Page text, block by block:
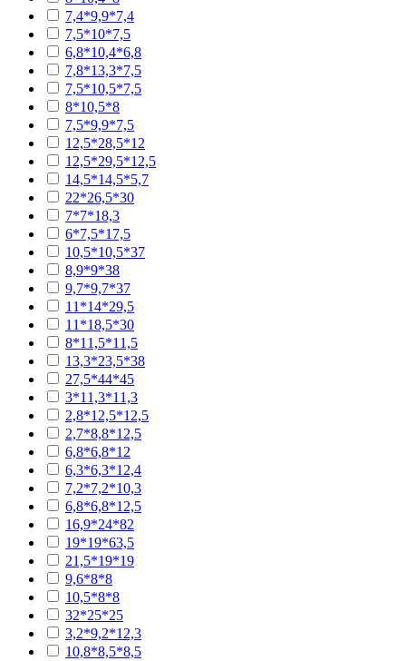
7,4*9,9*7,4
7,5*10*7,5
6,8*10,4*6,8
7,8*13,3*7,5
7,5*10,5*7,5
8*10,5*8
7,5*9,9*7,5
12,5*28,5*12
12,5*29,5*12,5
14,5*14,5*5,7
22*26,5*30
7*7*18,3
6*7,5*17,5
10,5*10,5*37
8,9*9*38
9,7*9,7*37
11*14*29,5
11*18,5*30
8*11,5*11,5
13,3*23,5*38
27,5*44*45
3*11,3*11,3
2,8*12,5*12,5
2,7*8,8*12,5
6,8*6,8*12
6,3*6,3*12,4
7,2*7,2*10,3
6,8*6,8*12,5
16,9*24*82
19*19*63,5
21,5*19*19
9,6*8*8
10,5*8*8
32*25*25
3,2*9,2*12,3
10,8*8,5*8,5